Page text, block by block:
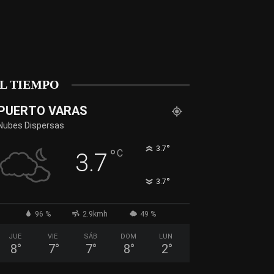
TIEMPO
VARAS
Dispersas
3.7 °C 3.7°
3.7°
96 % 2.9kmh 49 %
JUE
8°
VIE
7°
SÁB
7°
DOM
8°
LUN
2°